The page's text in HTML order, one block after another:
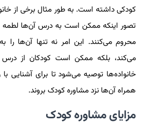
کودکی داشته است. به طور مثال برخی از
تصور اینکه ممکن است به درس آن‌ها لطمه
محروم می‌کنند. این امر نه تنها آن‌ها را
می‌کند، بلکه ممکن است کودکان از درس
خانواده‌ها توصیه می‌شود تا برای آشنایی
همراه آن‌ها نزد مشاوره کودک بروند.
مزایای مشاوره کودک